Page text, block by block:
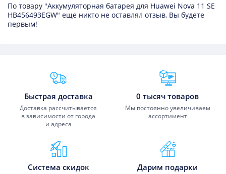
По товару "Аккумуляторная батарея для Huawei Nova 11 SE
HB456493EGW" еще никто не оставлял отзыв, Вы будете
первым!
Преимущества Fixmobile
Быстрая доставка
Доставка рассчитывается
в зависимости от города
и адреса
0 тысяч товаров
Мы постоянно увеличиваем
ассортимент
Система скидок Дарим подарки